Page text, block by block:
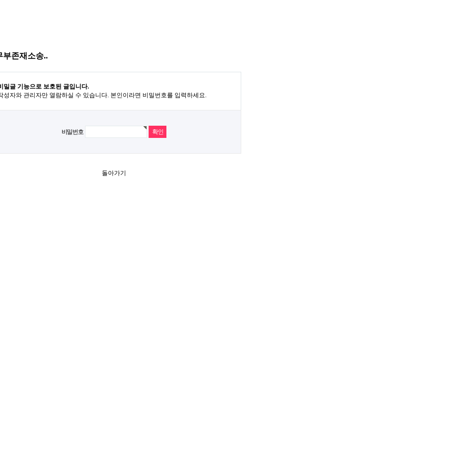
부존재소송..
밀글 기능으로 보호된 글입니다.
성자와 관리자만 열람하실 수 있습니다. 본인이라면 비밀번호를 입력하세요.
비밀번호
돌아가기